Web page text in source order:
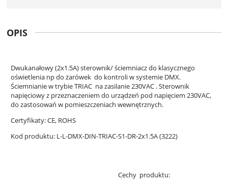
OPIS
Dwukanałowy (2x1.5A) sterownik/ ściemniacz do klasycznego
oświetlenia np do żarówek do kontroli w systemie DMX.
Ściemnianie w trybie TRIAC na zasilanie 230VAC . Sterownik
napięciowy z przeznaczeniem do urządzeń pod napięciem 230VAC,
do zastosowań w pomieszczeniach wewnętrznych.
Certyfikaty: CE, ROHS
Kod produktu: L-L-DMX-DIN-TRIAC-S1-DR-2x1.5A (3222)
Cechy produktu: